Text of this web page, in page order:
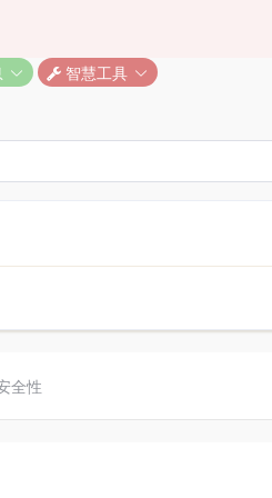
智慧工具
全性